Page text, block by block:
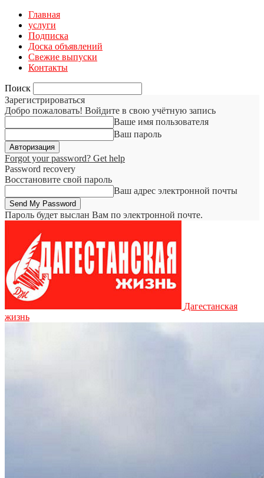
Главная
услуги
Подписка
Доска объявлений
Свежие выпуски
Контакты
Поиск
Зарегистрироваться
Добро пожаловать! Войдите в свою учётную запись
Ваше имя пользователя
Ваш пароль
Forgot your password? Get help
Password recovery
Восстановите свой пароль
Ваш адрес электронной почты
Пароль будет выслан Вам по электронной почте.
Дагестанская
жизнь